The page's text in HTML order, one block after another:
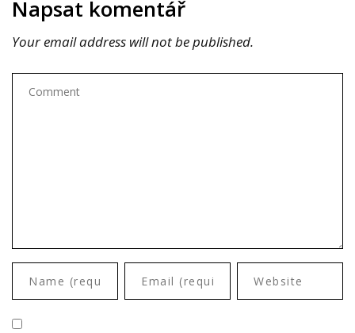
Napsat komentář
Your email address will not be published.